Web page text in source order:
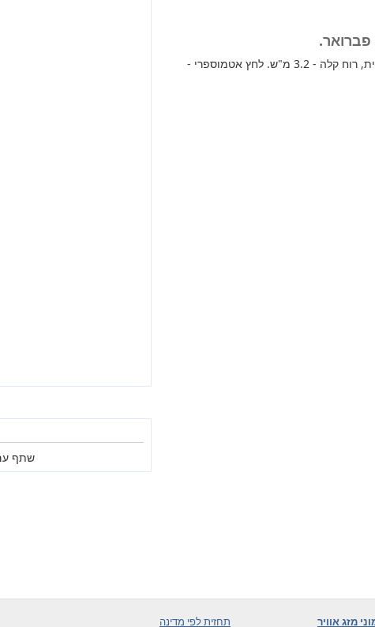
מחר ברוב חלקי הארץ עליית טמפרטורה, מעונן חלקית, רוח קלה - 3.2 מ"ש. לחץ אטמוספרי -
שתף
מזג אוויר תחזית לפי מדינה